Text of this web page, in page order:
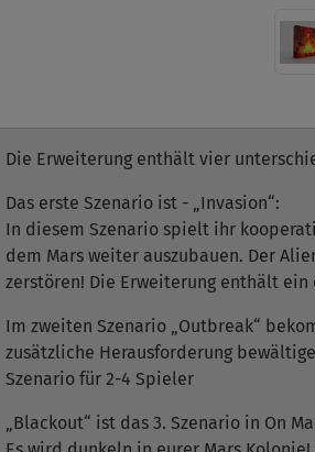
Die Erweiterung enthält vier
Das erste Szenario ist - „Invasion“:
In diesem Szenario spielt ihr
dem Mars weiter auszubauen. Der
zerstören! Die Erweiterung enthält ein
Im zweiten Szenario „Outbreak“
zusätzliche Herausforderung
Szenario für 2-4 Spieler
„Blackout“ ist das 3. Szenario in On